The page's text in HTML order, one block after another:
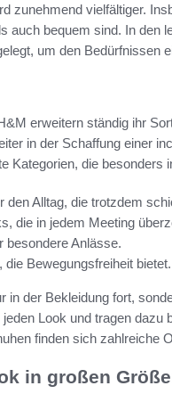
zunehmend vielfältiger.
auch bequem sind. In den
um den Bedürfnissen
erweitern ständig ihr
in der Schaffung einer
Kategorien, die
den Alltag, die trotzdem
die in jedem Meeting
besondere Anlässe.
Bewegungsfreiheit bietet.
in der Bekleidung fort,
Look und tragen
finden sich zahlreiche
in großen